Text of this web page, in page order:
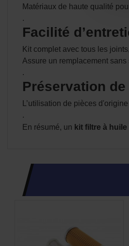
Matériaux de haute qualité
.
Facilité
Kit complet avec tous les
Assure un remplacement
.
Préservation
L’utilisation de pièces
.
En résumé, un kit filtre à huile